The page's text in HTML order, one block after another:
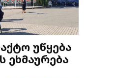
უწყება
ეხმაურება